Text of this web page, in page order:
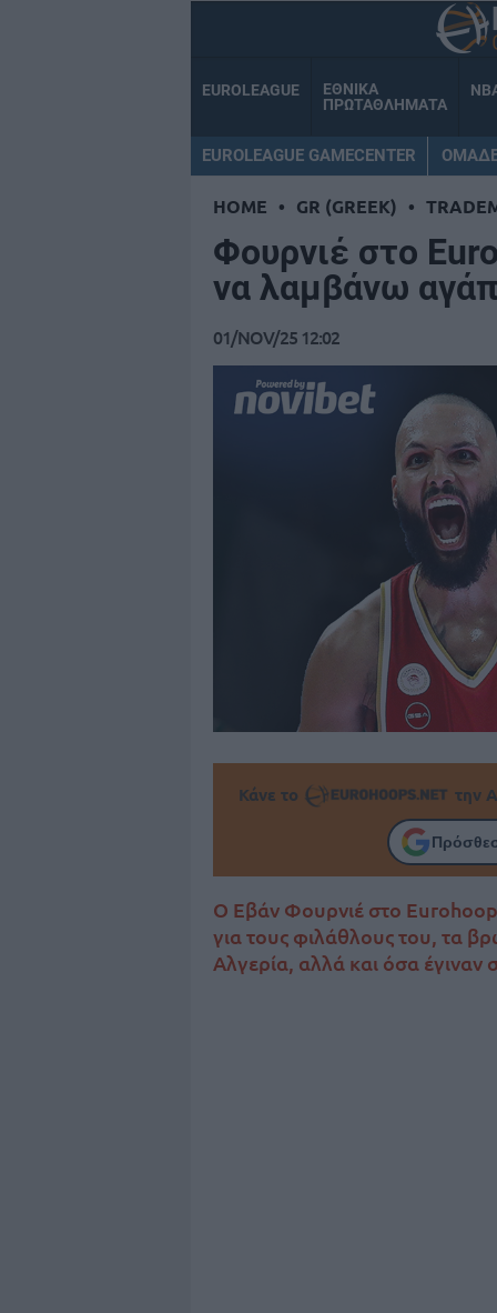
EUROLEAGUE
ΕΘΝΙΚΑ
ΠΡΩΤΑΘΛΗΜΑΤΑ
EUROLEAGUE GAMECENTER
HOME • GR (GREEK) •
Φουρνιέ στο
να λαμβάνω
01/NOV/25 12:02
Κάνε το την
Ο Εβάν Φουρνιέ στο
για τους φιλάθλους του, τα
Αλγερία, αλλά και όσα έγιναν